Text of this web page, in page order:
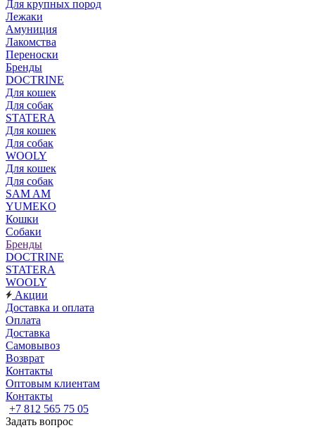
Для крупных пород
Лежаки
Амуниция
Лакомства
Переноски
Бренды
DOCTRINE
Для кошек
Для собак
STATERA
Для кошек
Для собак
WOOLY
Для кошек
Для собак
SAM AM
YUMEKO
Кошки
Собаки
Бренды
DOCTRINE
STATERA
WOOLY
Акции
Доставка и оплата
Оплата
Доставка
Самовывоз
Возврат
Контакты
Оптовым клиентам
Контакты
+7 812 565 75 05
Задать вопрос